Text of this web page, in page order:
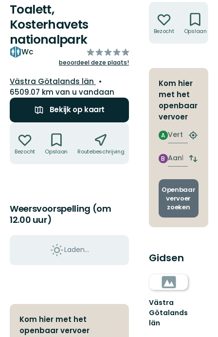
Toalett,
Kosterhavets
nationalpark
Wc
van
5
beoordeel deze plaats!
Regio:
Västra Götalands län
6509.07 km van u vandaan
Bekijk op kaart
Bezocht Opslaan Routebeschrijving
Weersvoorspelling (om
12.00 uur)
Laden…
Kom hier met het
openbaar vervoer
Bezocht Opslaan
Kom hier
met het
openbaar
vervoer
Vertrek
A
Zoek
halte
Aankomst
B
Wissel
en
Openbaar
vervoer
zoeken
Gidsen
Västra
Götalands
län